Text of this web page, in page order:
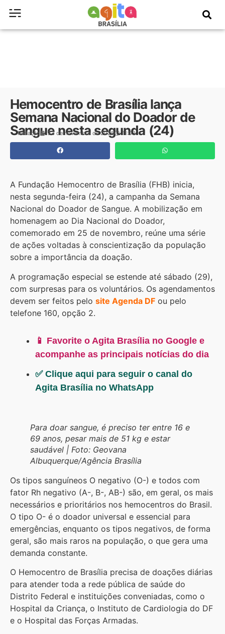
Hemocentro de Brasília lança
Semana Nacional do Doador de
Sangue nesta segunda (24)
Redação 23 de novembro de 2025 11:03
A Fundação Hemocentro de Brasília (FHB) inicia,
nesta segunda-feira (24), a campanha da Semana
Nacional do Doador de Sangue. A mobilização em
homenagem ao Dia Nacional do Doador,
comemorado em 25 de novembro, reúne uma série
de ações voltadas à conscientização da população
sobre a importância da doação.
A programação especial se estende até sábado (29),
com surpresas para os voluntários. Os agendamentos
devem ser feitos pelo site Agenda DF ou pelo
telefone 160, opção 2.
📱 Favorite o Agita Brasília no Google e
acompanhe as principais notícias do dia
✅ Clique aqui para seguir o canal do
Agita Brasília no WhatsApp
Para doar sangue, é preciso ter entre 16 e
69 anos, pesar mais de 51 kg e estar
saudável | Foto: Geovana
Albuquerque/Agência Brasília
Os tipos sanguíneos O negativo (O-) e todos com
fator Rh negativo (A-, B-, AB-) são, em geral, os mais
necessários e prioritários nos hemocentros do Brasil.
O tipo O- é o doador universal e essencial para
emergências, enquanto os tipos negativos, de forma
geral, são mais raros na população, o que gera uma
demanda constante.
O Hemocentro de Brasília precisa de doações diárias
para atender toda a rede pública de saúde do
Distrito Federal e instituições conveniadas, como o
Hospital da Criança, o Instituto de Cardiologia do DF
e o Hospital das Forças Armadas.